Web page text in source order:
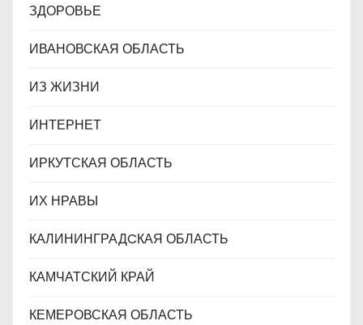
ЗДОРОВЬЕ
ИВАНОВСКАЯ ОБЛАСТЬ
ИЗ ЖИЗНИ
ИНТЕРНЕТ
ИРКУТСКАЯ ОБЛАСТЬ
ИХ НРАВЫ
КАЛИНИНГРАДCКАЯ ОБЛАСТЬ
КАМЧАТСКИЙ КРАЙ
КЕМЕРОВСКАЯ ОБЛАСТЬ